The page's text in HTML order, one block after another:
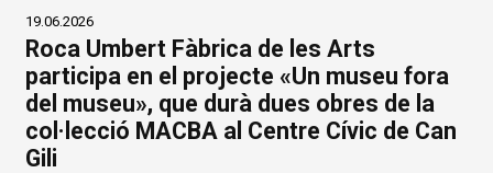
19.06.2026
Roca Umbert Fàbrica de les Arts
participa en el projecte «Un museu fora
del museu», que durà dues obres de la
col·lecció MACBA al Centre Cívic de Can
Gili